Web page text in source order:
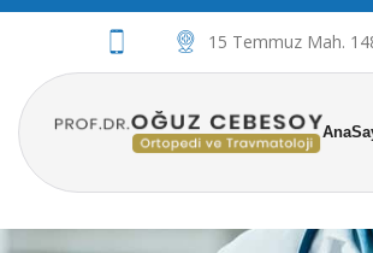
15 Temmuz Mah.